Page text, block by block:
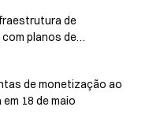
de
com planos de
de monetização ao
18 de maio